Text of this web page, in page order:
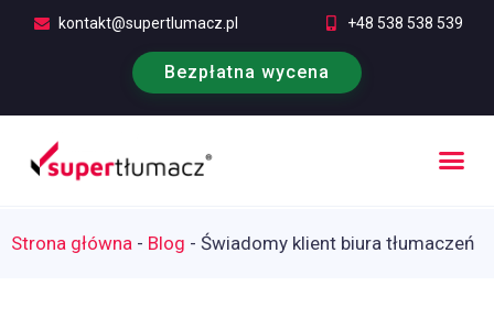
kontakt@supertlumacz.pl +48 538 538 539
Bezpłatna wycena
Strona główna - Blog - Świadomy klient biura tłumaczeń